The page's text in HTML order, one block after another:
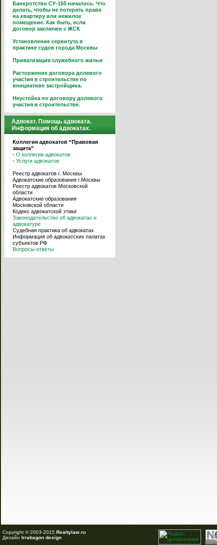
Банкротство СУ-155 началось. Что
делать, чтобы не потерять права
на квартиру или нежилое
помещение. Как быть, если
договор заключен с ЖСК
Установление сервитута в
практике судов города Москвы
Приватизация служебного жилья
Расторжение договора долевого
участия в строительстве по
инициативе застройщика.
Неустойка по договору долевого
участия в строительстве.
Адвокат. Помощь адвоката.
Информация об адвокатах.
Коллегия адвокатов “Правовая
защита”
- О коллегии адвокатов
- Услуги адвокатов
Реестр адвокатов г. Москвы
Адвокатские образования г.Москвы
Реестр адвокатов Московской
области
Адвокатские образования
Московской области
Кодекс адвокатской этики
Законодательство об адвокатах и
адвокатуре
Судебная практика об адвокатах
Информация об адвокатских палатах
субъектов РФ
Вопросы-ответы
Copyright © 2003-2015 Realtylaw.ru
Дизайн Irrabagon design